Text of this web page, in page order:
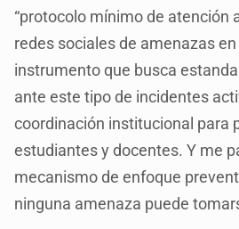
“protocolo mínimo de atención
redes sociales de amenazas en
instrumento que busca
ante este tipo de incidentes
coordinación institucional para
estudiantes y docentes. Y me
mecanismo de enfoque
ninguna amenaza puede